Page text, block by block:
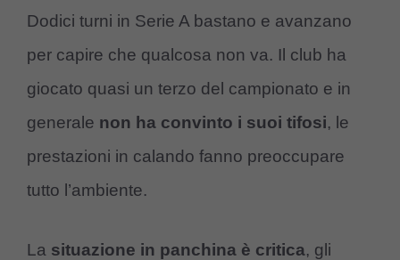
Dodici turni in Serie A bastano e avanzano
per capire che qualcosa non va. Il club ha
giocato quasi un terzo del campionato e in
generale non ha convinto i suoi tifosi, le
prestazioni in calando fanno preoccupare
tutto l’ambiente.
La situazione in panchina è critica, gli